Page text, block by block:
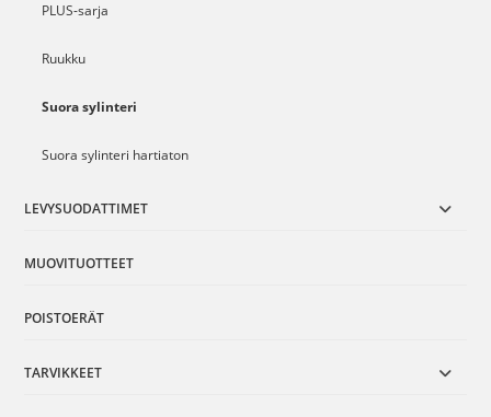
PLUS-sarja
Ruukku
Suora sylinteri
Suora sylinteri hartiaton
LEVYSUODATTIMET
MUOVITUOTTEET
POISTOERÄT
TARVIKKEET